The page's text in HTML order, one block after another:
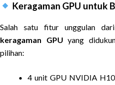
Keragaman GPU untuk
Salah satu fitur unggulan
keragaman GPU yang
pilihan:
4 unit GPU NVIDIA